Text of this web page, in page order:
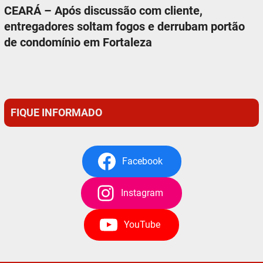
CEARÁ – Após discussão com cliente,
entregadores soltam fogos e derrubam portão
de condomínio em Fortaleza
FIQUE INFORMADO
Facebook
Instagram
YouTube